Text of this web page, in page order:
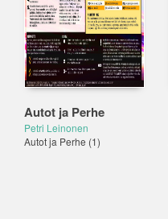
Autot ja Perhe
Petri Leinonen
Autot ja Perhe (1)